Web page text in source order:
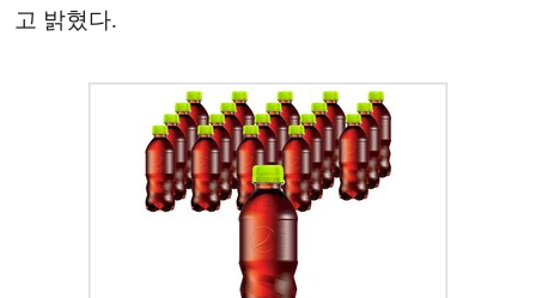
고 밝혔다.